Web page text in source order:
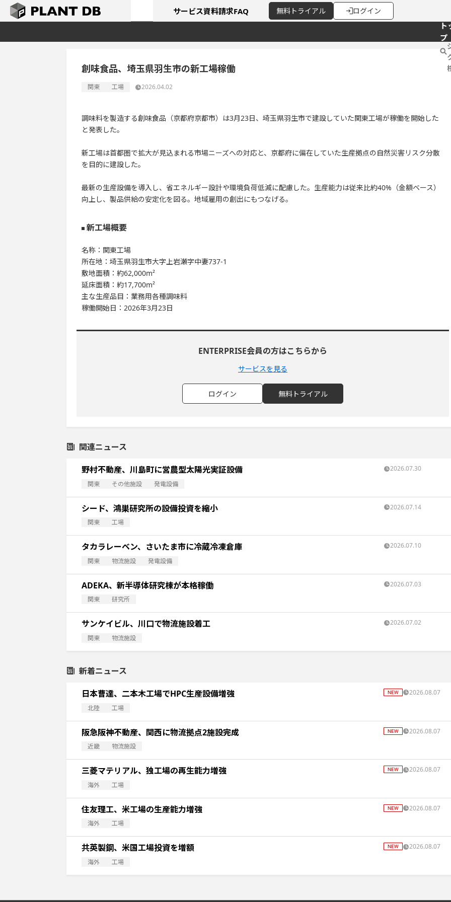
無料 トライアル ログイン
サービス資料請求FAQ
ト
プ
創味食品、埼玉県羽生市の新工場稼働
関東 工場 2026.04.02
調味料を製造する創味食品（京都府京都市）は3月23日、埼玉県羽生市で建設していた関東工場が稼働を開始した
と発表した。
新工場は首都圏で拡大が見込まれる市場ニーズへの対応と、京都府に偏在していた生産拠点の自然災害リスク分散
を目的に建設した。
最新の生産設備を導入し、省エネルギー設計や環境負荷低減に配慮した。生産能力は従来比約40%（金額ベース）
向上し、製品供給の安定化を図る。地域雇用の創出にもつなげる。
新工場概要
名称：関東工場
所在地：埼玉県羽生市大字上岩瀬字中妻737-1
敷地面積：約62,000m²
延床面積：約17,700m²
主な生産品目：業務用各種調味料
稼働開始日：2026年3月23日
ENTERPRISE会員の方はこちらから
サービスを見る
ログイン 無料トライアル
関連ニュース
野村不動産、川島町に営農型太陽光実証設備
関東 その他施設 発電設備
2026.07.30
シード、鴻巣研究所の設備投資を縮小
関東 工場
2026.07.14
タカラレーベン、さいたま市に冷蔵冷凍倉庫
関東 物流施設 発電設備
2026.07.10
ADEKA、新半導体研究棟が本格稼働
関東 研究所
2026.07.03
サンケイビル、川口で物流施設着工
関東 物流施設
2026.07.02
新着ニュース
日本曹達、二本木工場でHPC生産設備増強
北陸 工場
2026.08.07
阪急阪神不動産、関西に物流拠点2施設完成
近畿 物流施設
2026.08.07
三菱マテリアル、独工場の再生能力増強
海外 工場
2026.08.07
住友理工、米工場の生産能力増強
海外 工場
2026.08.07
共英製鋼、米国工場投資を増額
海外 工場
2026.08.07